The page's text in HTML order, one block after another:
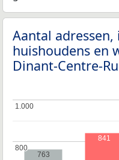
Aantal adressen,
huishoudens en
Dinant-Centre-
800
800
1.000
1.000
763
841